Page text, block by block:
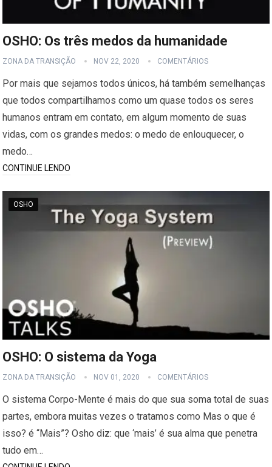
OSHO: Os três medos da humanidade
ZONA DA TRANSIÇÃO NOV 22, 2020 COMENTÁRIOS
Por mais que sejamos todos únicos, há também semelhanças
que todos compartilhamos como um quase todos os seres
humanos entram em contato, em algum momento de suas
vidas, com os grandes medos: o medo de enlouquecer, o
medo…
CONTINUE LENDO
OSHO
OSHO: O sistema da Yoga
ZONA DA TRANSIÇÃO NOV 01, 2020 COMENTÁRIOS
O sistema Corpo-Mente é mais do que sua soma total de suas
partes, embora muitas vezes o tratamos como Mas o que é
isso? é “Mais”? Osho diz: que ‘mais’ é sua alma que penetra
tudo em…